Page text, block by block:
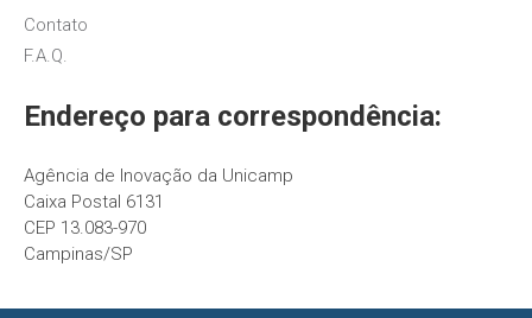
Contato
F.A.Q.
Endereço para correspondência:
Agência de Inovação da Unicamp
Caixa Postal 6131
CEP 13.083-970
Campinas/SP